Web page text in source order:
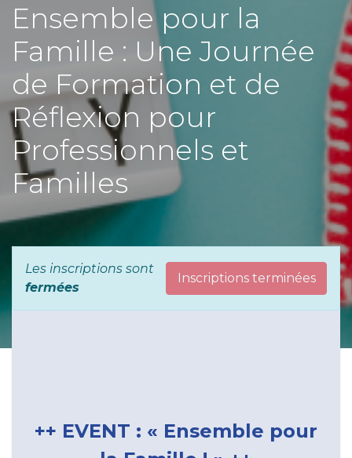
Ensemble pour la
Famille : Une Journée
de Formation et de
Réflexion pour
Professionnels et
Familles
Les inscriptions sont
fermées
Inscriptions terminées
++ EVENT : « Ensemble pour